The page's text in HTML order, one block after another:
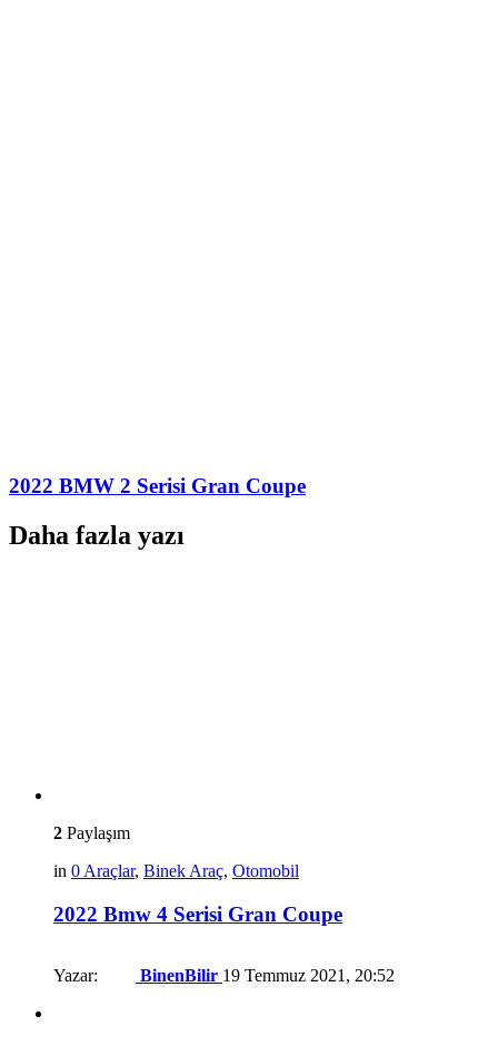
2022 BMW 2 Serisi Gran Coupe
Daha fazla yazı
2 Paylaşım
in 0 Araçlar, Binek Araç, Otomobil
2022 Bmw 4 Serisi Gran Coupe
Yazar: BinenBilir 19 Temmuz 2021, 20:52